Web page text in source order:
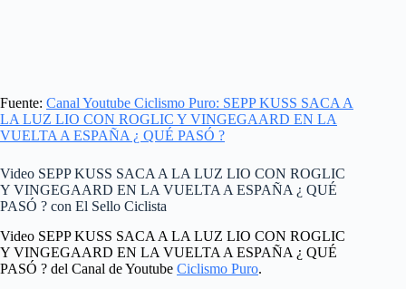
Fuente: Canal Youtube Ciclismo Puro: SEPP KUSS SACA A
LA LUZ LIO CON ROGLIC Y VINGEGAARD EN LA
VUELTA A ESPAÑA ¿ QUÉ PASÓ ?
Video SEPP KUSS SACA A LA LUZ LIO CON ROGLIC
Y VINGEGAARD EN LA VUELTA A ESPAÑA ¿ QUÉ
PASÓ ? con El Sello Ciclista
Video SEPP KUSS SACA A LA LUZ LIO CON ROGLIC
Y VINGEGAARD EN LA VUELTA A ESPAÑA ¿ QUÉ
PASÓ ? del Canal de Youtube Ciclismo Puro.